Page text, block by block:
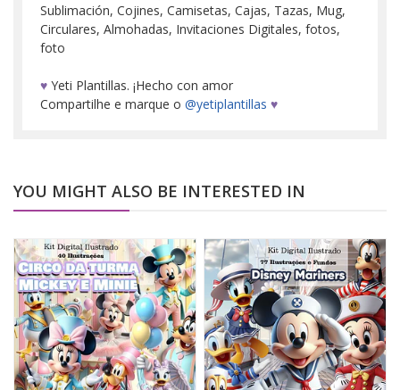
Sublimación, Cojines, Camisetas, Cajas, Tazas, Mug,
Circulares, Almohadas, Invitaciones Digitales, fotos,
foto
♥ Yeti Plantillas. ¡Hecho con amor
Compartilhe e marque o @yetiplantillas ♥
YOU MIGHT ALSO BE INTERESTED IN